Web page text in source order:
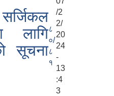
लागि
सूचना
८
०/
८
१
/2
2/
20
24
-
13
:4
3